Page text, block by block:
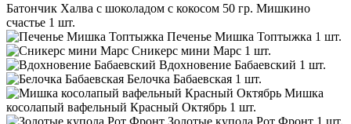
Батончик Халва с шоколадом с кокосом 50 гр. Мишкино
счастье 1 шт.
Печенье Мишка Топтыжка 1 шт.
Сникерс мини Марс 1 шт.
Вдохновение Бабаевский 1 шт.
Белочка Бабаевская 1 шт.
Мишка
косолапый вафельный Красный Октябрь 1 шт.
Золотые купола Рот Фронт 1 шт.